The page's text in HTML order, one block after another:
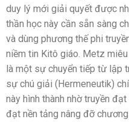
duy lý mới giải quyết được
thần học này cần sẵn sàng
và dùng phương thế phi
niềm tin Kitô giáo. Metz
là một sự chuyển tiếp từ lập
sự chú giải (Hermeneutik)
này hình thành nhờ truyền
đạt nền tảng nâng đỡ